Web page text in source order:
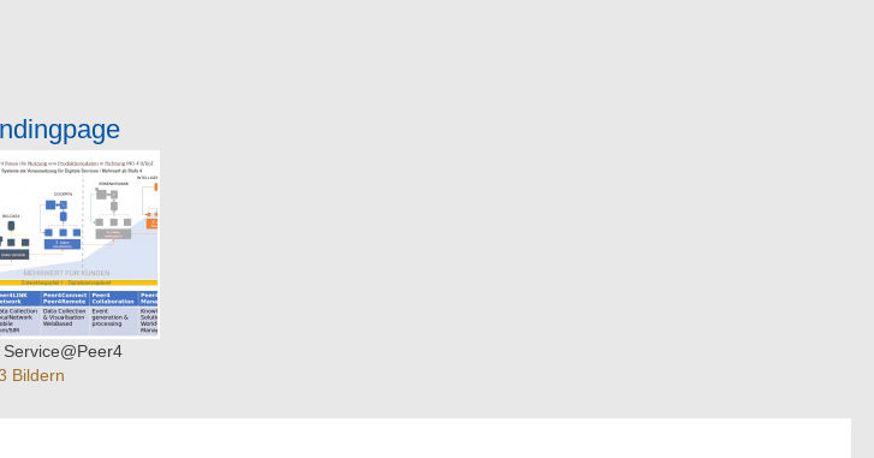
Service@Peer4
Bildern